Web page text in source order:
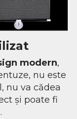
modern,
nu este
nu va cădea
și poate fi